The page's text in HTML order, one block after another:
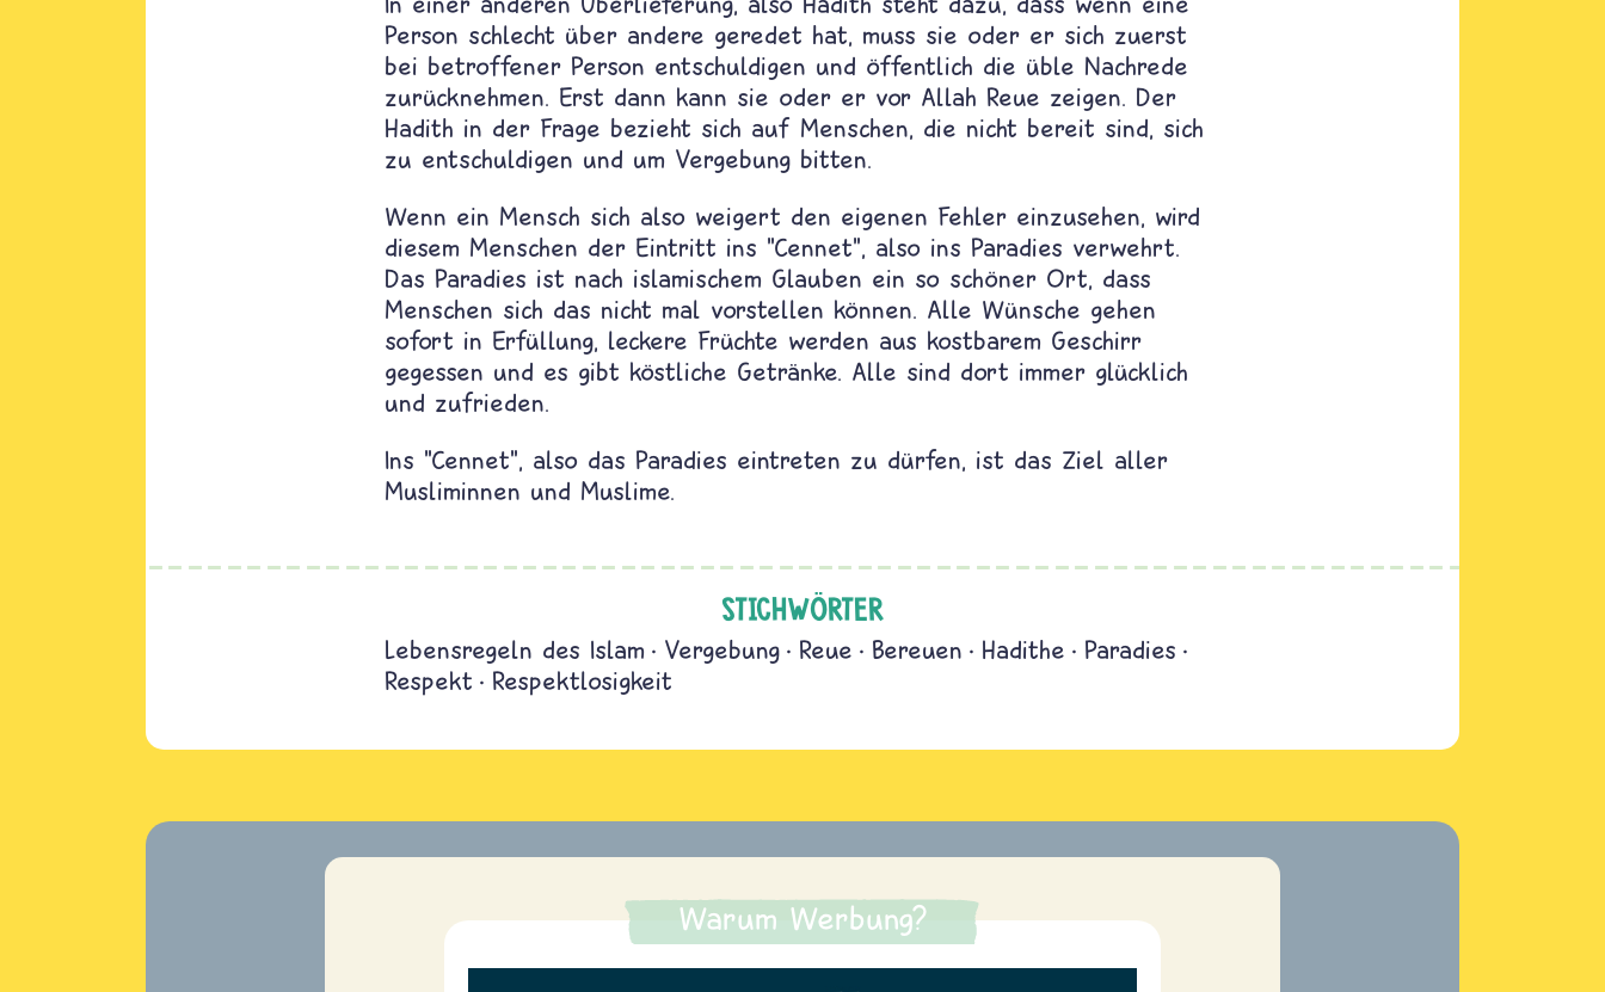
Person schlecht über andere geredet hat, muss sie oder er sich zuerst
bei betroffener Person entschuldigen und öffentlich die üble Nachrede
zurücknehmen. Erst dann kann sie oder er vor Allah Reue zeigen. Der
Hadith in der Frage bezieht sich auf Menschen, die nicht bereit sind, sich
zu entschuldigen und um Vergebung bitten.
Wenn ein Mensch sich also weigert den eigenen Fehler einzusehen, wird
diesem Menschen der Eintritt ins "Cennet", also ins Paradies verwehrt.
Das Paradies ist nach islamischem Glauben ein so schöner Ort, dass
Menschen sich das nicht mal vorstellen können. Alle Wünsche gehen
sofort in Erfüllung, leckere Früchte werden aus kostbarem Geschirr
gegessen und es gibt köstliche Getränke. Alle sind dort immer glücklich
und zufrieden.
Ins "Cennet", also das Paradies eintreten zu dürfen, ist das Ziel aller
Musliminnen und Muslime.
STICHWÖRTER
Lebensregeln des Islam Vergebung Reue Bereuen Hadithe
Paradies
Respekt
Respektlosigkeit
Warum Werbung?